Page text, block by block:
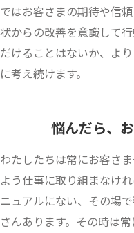
ではお客さまの期待や信
状からの改善を意識して
だけることはないか、よ
に考え続けます。
悩んだら、
わたしたちは常にお客さ
よう仕事に取り組まなけ
ニュアルにない、その場
さんあります。その時は